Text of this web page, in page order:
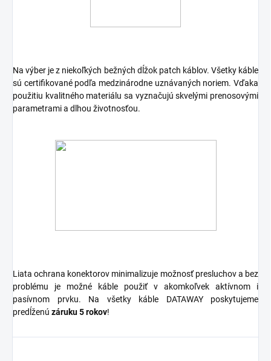
Na výber je z niekoľkých bežných dĺžok patch káblov. Všetky káble
sú certifikované podľa medzinárodne uznávaných noriem. Vďaka
použitiu kvalitného materiálu sa vyznačujú skvelými prenosovými
parametrami a dlhou životnosťou.
Liata ochrana konektorov minimalizuje možnosť presluchov a bez
problému je možné káble použiť v akomkoľvek aktívnom i
pasívnom prvku. Na všetky káble DATAWAY poskytujeme
predĺženú záruku 5 rokov!